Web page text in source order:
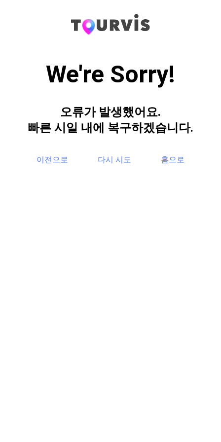
We're Sorry!
오류가 발생했어요.
빠른 시일 내에 복구하겠습니다.
이전으로 다시 시도 홈으로